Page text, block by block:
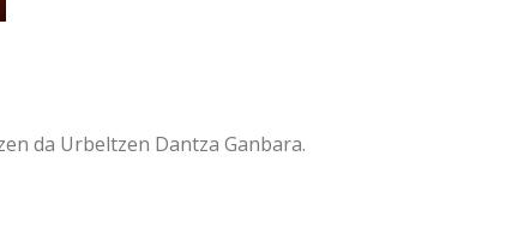
da Urbeltzen Dantza Ganbara.